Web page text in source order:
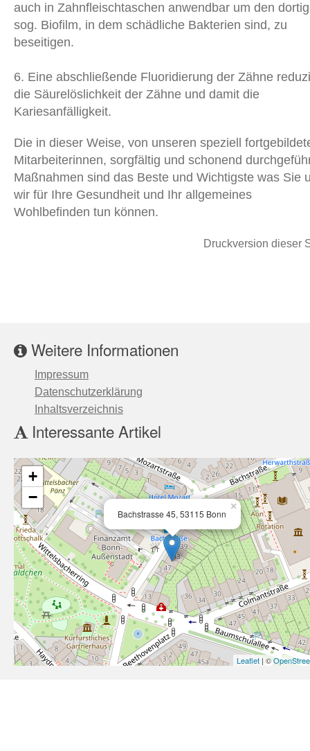
auch in Zahnfleischtaschen anwendbar um den
sog. Biofilm, in dem schädliche Bakterien sind, zu
beseitigen.
6. Eine abschließende Fluoridierung der Zähne
die Säurelöslichkeit der Zähne und damit die
Kariesanfälligkeit.
Die in dieser Weise, von unseren speziell
Mitarbeiterinnen, sorgfältig und schonend
Maßnahmen sind das Beste und Wichtigste was Sie
wir für Ihre Gesundheit und Ihr allgemeines
Wohlbefinden tun können.
Druckversion dieser
Weitere Informationen
Impressum
Datenschutzerklärung
Inhaltsverzeichnis
Interessante Artikel
Bachstrasse 45, 53115 Bonn
×
+
−
Leaflet | ©